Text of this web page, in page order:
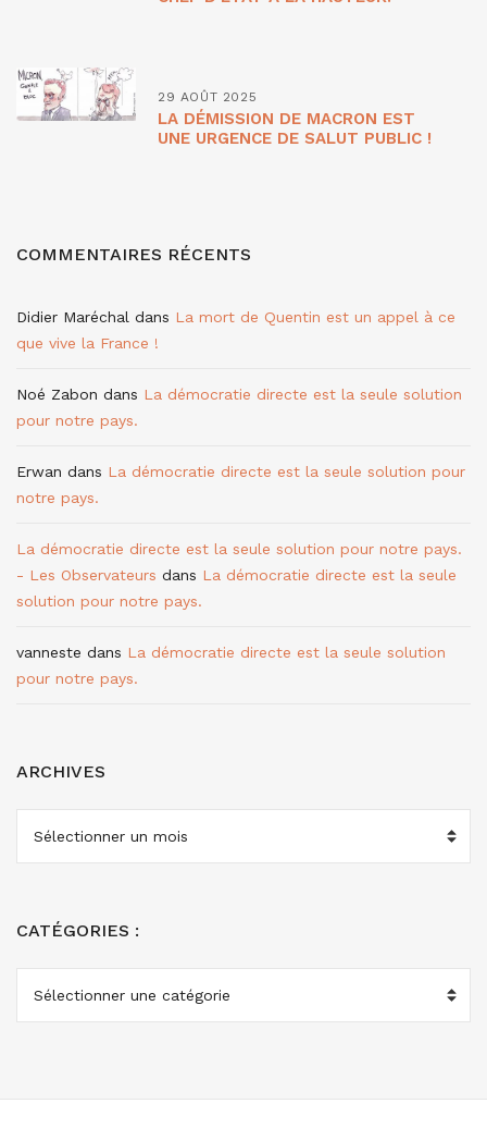
29 AOÛT 2025
LA DÉMISSION DE MACRON EST
UNE URGENCE DE SALUT PUBLIC !
COMMENTAIRES RÉCENTS
Didier Maréchal dans La mort de Quentin est un appel à ce
que vive la France !
Noé Zabon dans La démocratie directe est la seule solution
pour notre pays.
Erwan dans La démocratie directe est la seule solution pour
notre pays.
La démocratie directe est la seule solution pour notre pays.
- Les Observateurs dans La démocratie directe est la seule
solution pour notre pays.
vanneste dans La démocratie directe est la seule solution
pour notre pays.
ARCHIVES
CATÉGORIES :